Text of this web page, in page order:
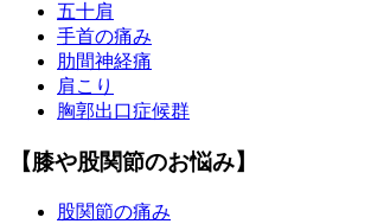
五十肩
手首の痛み
肋間神経痛
肩こり
胸郭出口症候群
【膝や股関節のお悩み】
股関節の痛み